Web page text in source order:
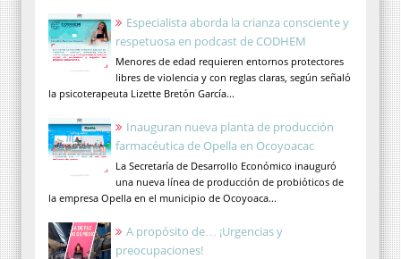
Especialista aborda la crianza consciente y
respetuosa en podcast de CODHEM
Menores de edad requieren entornos protectores
libres de violencia y con reglas claras, según señaló
la psicoterapeuta Lizette Bretón García...
Inauguran nueva planta de producción
farmacéutica de Opella en Ocoyoacac
La Secretaría de Desarrollo Económico inauguró
una nueva línea de producción de probióticos de
la empresa Opella en el municipio de Ocoyoaca...
A propósito de… ¡Urgencias y
preocupaciones!